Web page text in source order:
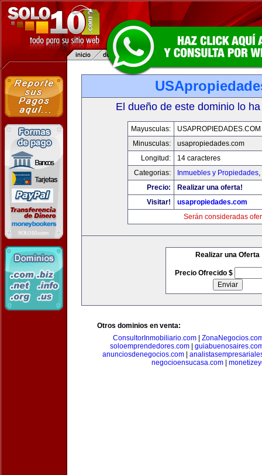
El dueño de este dominio lo
Mayusculas:
USAPROPIEDADES.COM
Minusculas:
usapropiedades.com
Longitud:
14 caracteres
Categorias:
Inmuebles y Propiedades,
Precio:
Realizar una oferta!
Visitar!
usapropiedades.com
Serán consideradas
Realizar una Oferta
Precio Ofrecido $
Otros dominios en venta:
ConsultorInmobiliario.com|
soloemprendedores.com|
anunciosdenegocios.com|
negocioensucasa.com|